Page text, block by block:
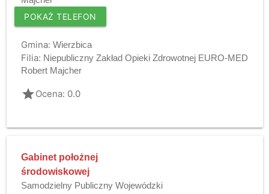
POKAŻ TELEFON
Gmina: Wierzbica
Filia: Niepubliczny Zakład Opieki Zdrowotnej EURO-MED
Robert Majcher
gradeOcena: 0.0
Gabinet położnej
środowiskowej
Samodzielny Publiczny Wojewódzki